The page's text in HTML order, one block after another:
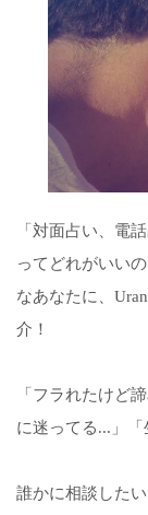
「対面占い、電
ってどれがいい
なあなたに、
介！
「フラれたけど
に迷ってる...」「
誰かに相談した